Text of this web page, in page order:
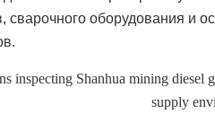
сварочного оборудования и